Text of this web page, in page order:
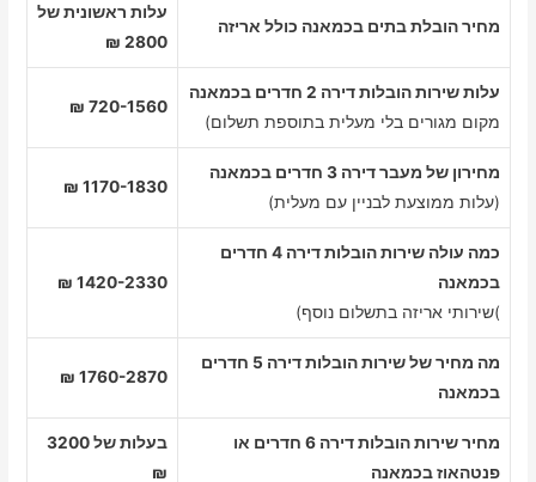
מחיר הובלת בתים בכמאנה כולל אריזה
עלות ראשונית של
2800 ₪
עלות שירות הובלות דירה 2 חדרים בכמאנה
מקום מגורים בלי מעלית בתוספת תשלום)
720-1560 ₪
מחירון של מעבר דירה 3 חדרים בכמאנה
(עלות ממוצעת לבניין עם מעלית)
1170-1830 ₪
כמה עולה שירות הובלות דירה 4 חדרים
בכמאנה
)שירותי אריזה בתשלום נוסף)
1420-2330 ₪
מה מחיר של שירות הובלות דירה 5 חדרים
בכמאנה
1760-2870 ₪
מחיר שירות הובלות דירה 6 חדרים או
פנטהאוז בכמאנה
בעלות של 3200
₪